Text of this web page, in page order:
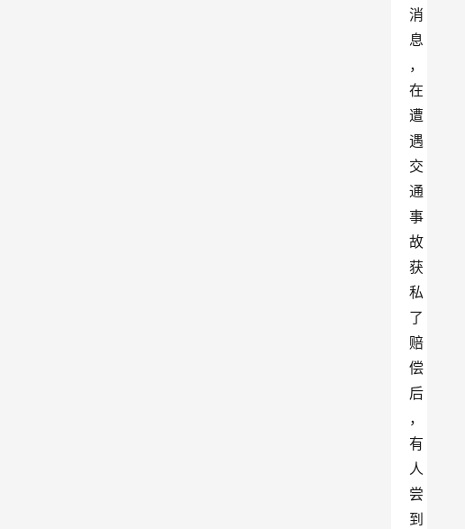
消
息
，
在
遭
遇
交
通
事
故
获
私
了
赔
偿
后
，
有
人
尝
到